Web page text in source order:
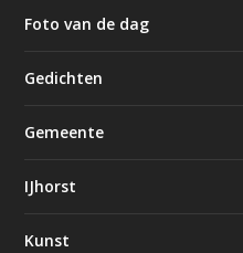
Foto van de dag
Gedichten
Gemeente
IJhorst
Kunst